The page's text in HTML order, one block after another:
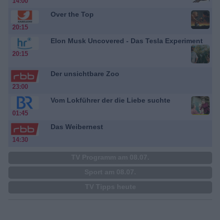
20:15
Over the Top
20:15
Elon Musk Uncovered - Das Tesla Experiment
23:00
Der unsichtbare Zoo
01:45
Vom Lokführer der die Liebe suchte
14:30
Das Weibernest